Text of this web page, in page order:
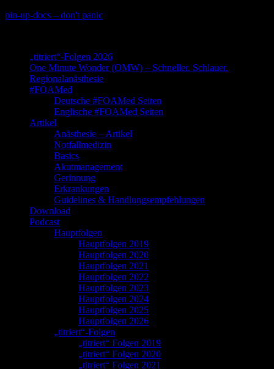
Skip
pin-up-docs – don't panic
„titriert“-Folgen 2026
One Minute Wonder (OMW) – Schneller. Schlauer.
Regionalanästhesie
#FOAMed
Deutsche #FOAMed Seiten
Englische #FOAMed Seiten
Artikel
Anästhesie – Artikel
Notfallmedizin
Basics
Akutmanagement
Gerinnung
Erkrankungen
Guidelines & Handlungsempfehlungen
Download
Podcast
Hauptfolgen
Hauptfolgen 2019
Hauptfolgen 2020
Hauptfolgen 2021
Hauptfolgen 2022
Hauptfolgen 2023
Hauptfolgen 2024
Hauptfolgen 2025
Hauptfolgen 2026
„titriert“-Folgen
„titriert“ Folgen 2019
„titriert“ Folgen 2020
„titriert“ Folgen 2021